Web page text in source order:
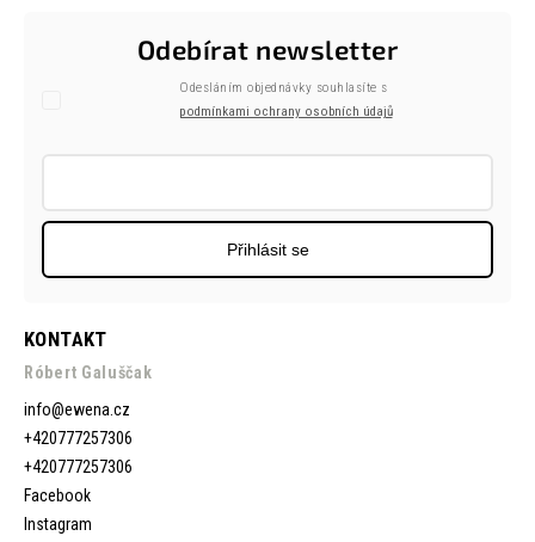
KONTAKT
Róbert Galuščak
info@ewena.cz
+420777257306
+420777257306
Facebook
Instagram
Odebírat newsletter
Odesláním objednávky souhlasíte s
podmínkami ochrany osobních údajů
Přihlásit se